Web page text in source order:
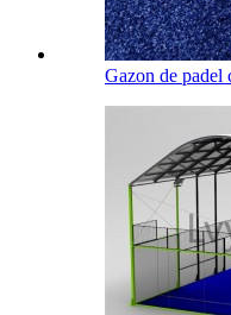
Gazon de padel